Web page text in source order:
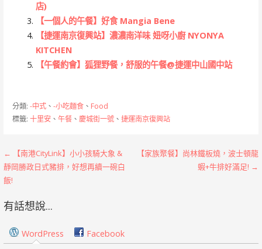
店)
【一個人的午餐】好食 Mangia Bene
【捷運南京復興站】濃濃南洋味 妞呀小廚 NYONYA
KITCHEN
【午餐約會】狐狸野餐，舒服的午餐@捷運中山國中站
分類: -中式、 -小吃麵食、 Food
標籤: 十里安、 午餐、 慶城街一號、 捷運南京復興站
文
章
導
← 【南港CityLink】小小孩騎大象 &
靜岡勝政日式豬排，好想再續一碗白
飯!
【家族聚餐】尚林鐵板燒，波士頓龍
蝦+牛排好滿足! →
有話想說...
WordPress Facebook